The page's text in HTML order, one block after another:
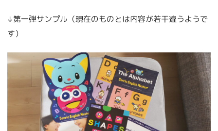
↓第一弾サンプル（現在のものとは内容が若干違うようで
す）